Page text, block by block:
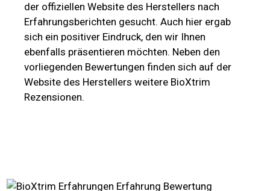
der offiziellen Website des Herstellers nach
Erfahrungsberichten gesucht. Auch hier ergab
sich ein positiver Eindruck, den wir Ihnen
ebenfalls präsentieren möchten. Neben den
vorliegenden Bewertungen finden sich auf der
Website des Herstellers weitere BioXtrim
Rezensionen.